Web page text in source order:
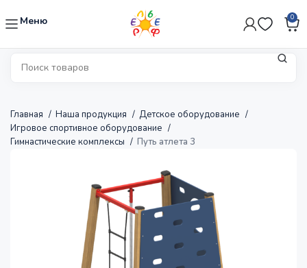
Меню 0
Главная Наша продукция
Детское оборудование
Игровое спортивное оборудование
Гимнастические комплексы
Путь атлета 3